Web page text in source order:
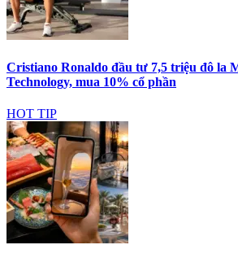
Cristiano Ronaldo đầu tư 7,5 triệu đô la
Technology, mua 10% cổ phần
HOT TIP